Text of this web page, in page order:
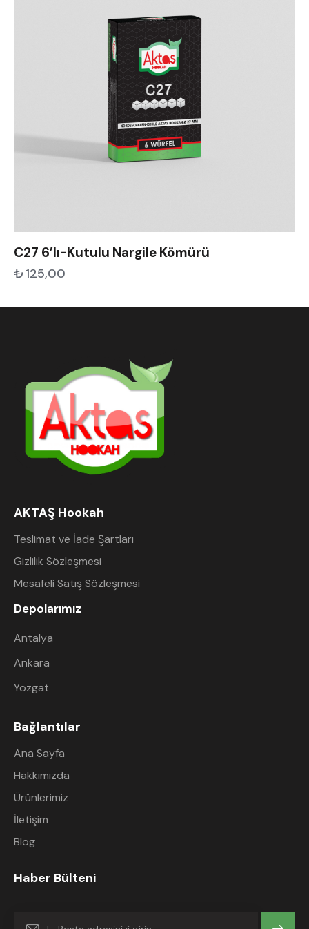
C27 6’lı-Kutulu Nargile Kömürü
₺ 125,00
AKTAŞ Hookah
Teslimat ve İade Şartları
Gizlilik Sözleşmesi
Mesafeli Satış Sözleşmesi
Depolarımız
Antalya
Ankara
Yozgat
Bağlantılar
Ana Sayfa
Hakkımızda
Ürünlerimiz
İletişim
Blog
Haber Bülteni